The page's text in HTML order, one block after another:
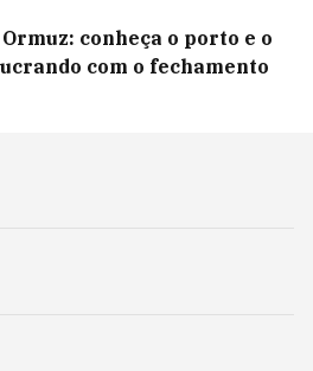
conheça o porto e o
com o fechamento